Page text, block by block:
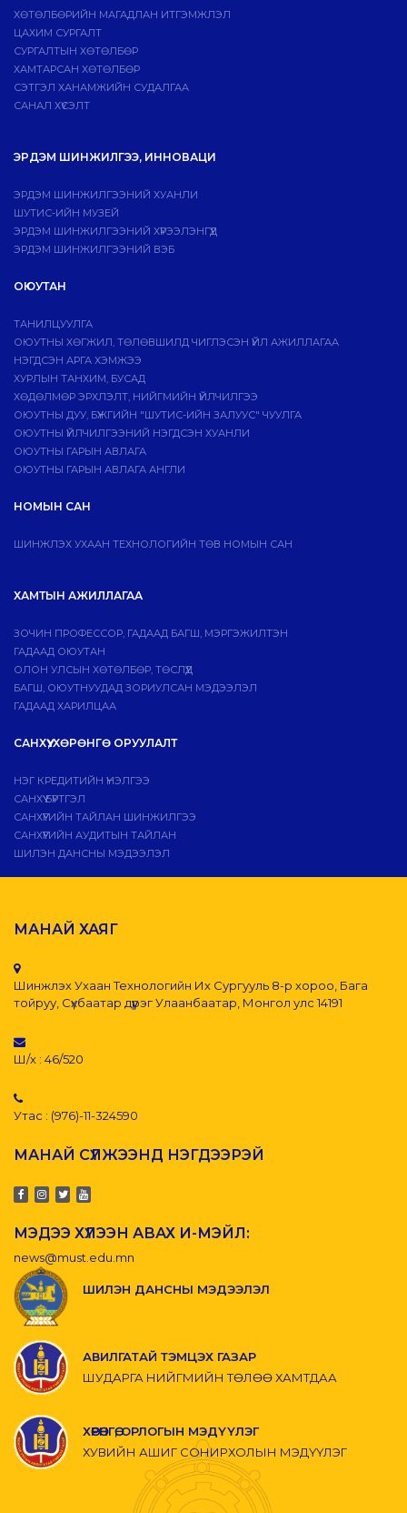
ХӨТӨЛБӨРИЙН МАГАДЛАН ИТГЭМЖЛЭЛ
ЦАХИМ СУРГАЛТ
СУРГАЛТЫН ХӨТӨЛБӨР
ХАМТАРСАН ХӨТӨЛБӨР
СЭТГЭЛ ХАНАМЖИЙН СУДАЛГАА
САНАЛ ХҮСЭЛТ
ЭРДЭМ ШИНЖИЛГЭЭ, ИННОВАЦИ
ЭРДЭМ ШИНЖИЛГЭЭНИЙ ХУАНЛИ
ШУТИС-ИЙН МУЗЕЙ
ЭРДЭМ ШИНЖИЛГЭЭНИЙ ХҮРЭЭЛЭНГҮҮД
ЭРДЭМ ШИНЖИЛГЭЭНИЙ ВЭБ
ОЮУТАН
ТАНИЛЦУУЛГА
ОЮУТНЫ ХӨГЖИЛ, ТӨЛӨВШИЛД ЧИГЛЭСЭН ҮЙЛ АЖИЛЛАГАА
НЭГДСЭН АРГА ХЭМЖЭЭ
ХУРЛЫН ТАНХИМ, БУСАД
ХӨДӨЛМӨР ЭРХЛЭЛТ, НИЙГМИЙН ҮЙЛЧИЛГЭЭ
ОЮУТНЫ ДУУ, БҮЖГИЙН "ШУТИС-ИЙН ЗАЛУУС" ЧУУЛГА
ОЮУТНЫ ҮЙЛЧИЛГЭЭНИЙ НЭГДСЭН ХУАНЛИ
ОЮУТНЫ ГАРЫН АВЛАГА
ОЮУТНЫ ГАРЫН АВЛАГА АНГЛИ
НОМЫН САН
ШИНЖЛЭХ УХААН ТЕХНОЛОГИЙН ТӨВ НОМЫН САН
ХАМТЫН АЖИЛЛАГАА
ЗОЧИН ПРОФЕССОР, ГАДААД БАГШ, МЭРГЭЖИЛТЭН
ГАДААД ОЮУТАН
ОЛОН УЛСЫН ХӨТӨЛБӨР, ТӨСЛҮҮД
БАГШ, ОЮУТНУУДАД ЗОРИУЛСАН МЭДЭЭЛЭЛ
ГАДААД ХАРИЛЦАА
САНХҮҮ, ХӨРӨНГӨ ОРУУЛАЛТ
НЭГ КРЕДИТИЙН ҮНЭЛГЭЭ
САНХҮҮ БҮРТГЭЛ
САНХҮҮГИЙН ТАЙЛАН ШИНЖИЛГЭЭ
САНХҮҮГИЙН АУДИТЫН ТАЙЛАН
ШИЛЭН ДАНСНЫ МЭДЭЭЛЭЛ
МАНАЙ ХАЯГ
Шинжлэх Ухаан Технологийн Их Сургууль 8-р хороо, Бага
тойруу, Сүхбаатар дүүрэг Улаанбаатар, Монгол улс 14191
Ш/х : 46/520
Утас : (976)-11-324590
МАНАЙ СҮЛЖЭЭНД НЭГДЭЭРЭЙ
МЭДЭЭ ХҮЛЭЭН АВАХ И-МЭЙЛ:
news@must.edu.mn
ШИЛЭН ДАНСНЫ МЭДЭЭЛЭЛ
АВИЛГАТАЙ ТЭМЦЭХ ГАЗАР
ШУДАРГА НИЙГМИЙН ТӨЛӨӨ ХАМТДАА
ХӨРӨНГӨ, ОРЛОГЫН МЭДҮҮЛЭГ
ХУВИЙН АШИГ СОНИРХОЛЫН МЭДҮҮЛЭГ